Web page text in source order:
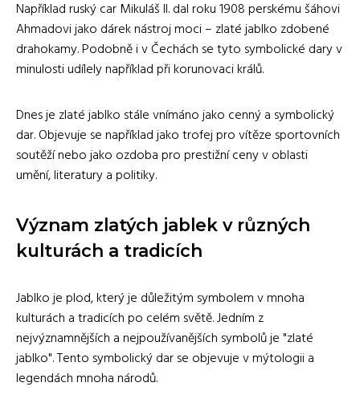
Například ruský car Mikuláš II. dal roku 1908 perskému šáhovi
Ahmadovi jako dárek nástroj moci – zlaté jablko zdobené
drahokamy. Podobně i v Čechách se tyto symbolické dary v
minulosti udílely například při korunovaci králů.
Dnes je zlaté jablko stále vnímáno jako cenný a symbolický
dar. Objevuje se například jako trofej pro vítěze sportovních
soutěží nebo jako ozdoba pro prestižní ceny v oblasti
umění, literatury a politiky.
Význam zlatých jablek v různých
kulturách a tradicích
Jablko je plod, který je důležitým symbolem v mnoha
kulturách a tradicích po celém světě. Jedním z
nejvýznamnějších a nejpoužívanějších symbolů je "zlaté
jablko". Tento symbolický dar se objevuje v mýtologii a
legendách mnoha národů.